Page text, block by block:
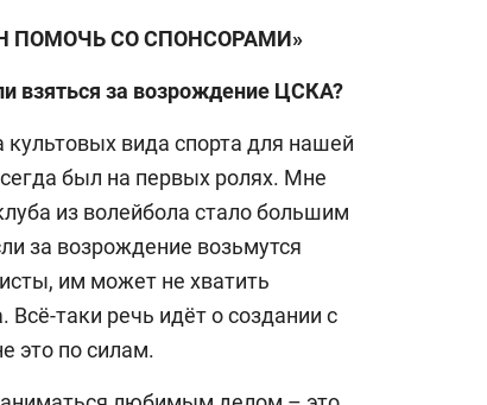
ПОМОЧЬ СО СПОНСОРАМИ»
взяться за возрождение ЦСКА?
вида спорта для нашей
был на первых ролях. Мне
из волейбола стало большим
за возрождение возьмутся
им может не хватить
таки речь идёт о создании с
это по силам.